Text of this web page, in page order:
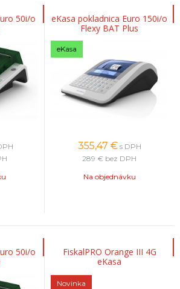
50i/o
eKasa pokladnica Euro 150i/o
Flexy BAT Plus
eKasa
355,47 € s DPH
289 € bez DPH
Na objednávku
50i/o
FiskalPRO Orange III 4G
eKasa
Novinka